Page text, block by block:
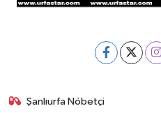
Şanlıurfa Nöbetçi